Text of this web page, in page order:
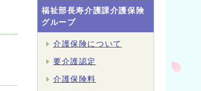
福祉部長寿介護課介護保険
グループ
介護保険について
要介護認定
介護保険料